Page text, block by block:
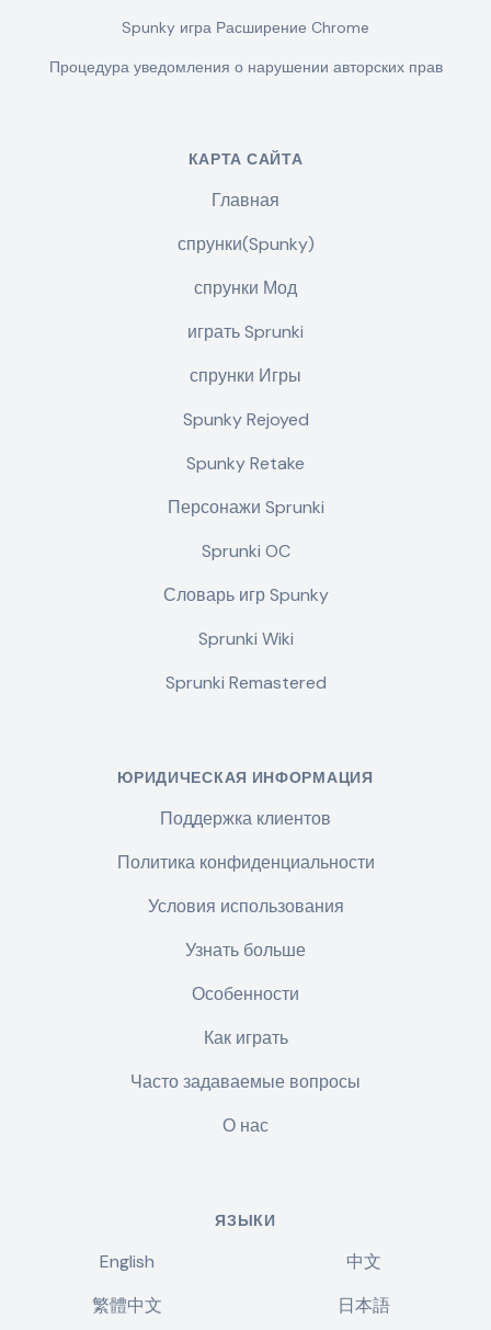
Spunky игра Расширение Chrome
Процедура уведомления о нарушении авторских прав
КАРТА САЙТА
Главная
спрунки(Spunky)
спрунки Мод
играть Sprunki
спрунки Игры
Spunky Rejoyed
Spunky Retake
Персонажи Sprunki
Sprunki OC
Словарь игр Spunky
Sprunki Wiki
Sprunki Remastered
ЮРИДИЧЕСКАЯ ИНФОРМАЦИЯ
Поддержка клиентов
Политика конфиденциальности
Условия использования
Узнать больше
Особенности
Как играть
Часто задаваемые вопросы
О нас
ЯЗЫКИ
English
中文
繁體中文
日本語